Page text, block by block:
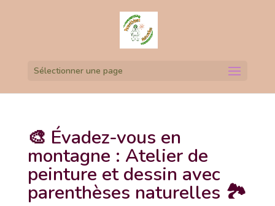
Sélectionner une page
🎨 Évadez-vous en
montagne : Atelier de
peinture et dessin avec
parenthèses naturelles 🏞️